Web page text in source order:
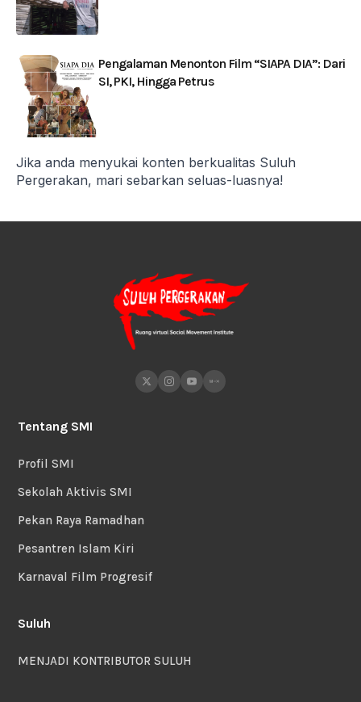
Pengalaman Menonton Film “SIAPA DIA”: Dari
SI, PKI, Hingga Petrus
Jika anda menyukai konten berkualitas Suluh
Pergerakan, mari sebarkan seluas-luasnya!
Tentang SMI
Profil SMI
Sekolah Aktivis SMI
Pekan Raya Ramadhan
Pesantren Islam Kiri
Karnaval Film Progresif
Suluh
MENJADI KONTRIBUTOR SULUH